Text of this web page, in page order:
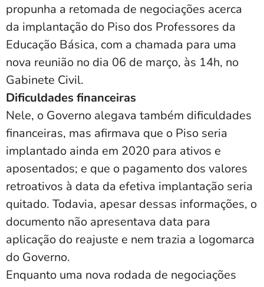
propunha a retomada de negociações acerca
da implantação do Piso dos Professores da
Educação Básica, com a chamada para uma
nova reunião no dia 06 de março, às 14h, no
Gabinete Civil.
Dificuldades financeiras
Nele, o Governo alegava também dificuldades
financeiras, mas afirmava que o Piso seria
implantado ainda em 2020 para ativos e
aposentados; e que o pagamento dos valores
retroativos à data da efetiva implantação seria
quitado. Todavia, apesar dessas informações, o
documento não apresentava data para
aplicação do reajuste e nem trazia a logomarca
do Governo.
Enquanto uma nova rodada de negociações